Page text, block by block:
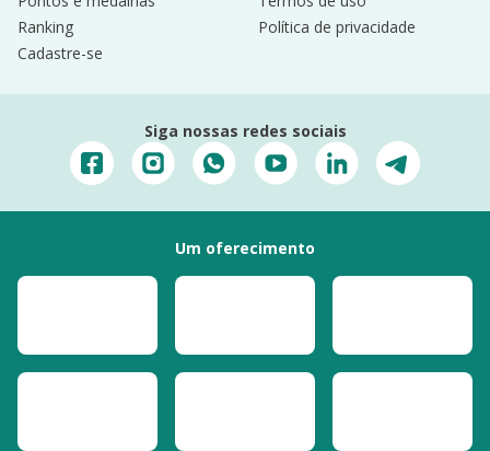
Ranking
Cadastre-se
Política de privacidade
Siga nossas redes sociais
Um oferecimento